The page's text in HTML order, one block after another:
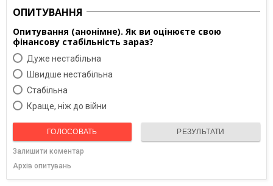
ОПИТУВАННЯ
Опитування (анонімне). Як ви оцінюєте свою
фінансову стабільність зараз?
Дуже нестабільна
Швидше нестабільна
Cтабільна
Краще, ніж до війни
ГОЛОСОВАТЬ РЕЗУЛЬТАТИ
Залишити коментар
Архів опитувань